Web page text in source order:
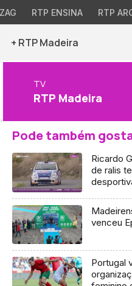
RTP ENSINA RTP
+ RTP Madeira
TV
RTP Madeira
Pode também
Ricardo
de ralis
venceu
Portugal